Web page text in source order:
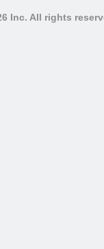
Inc. All rights